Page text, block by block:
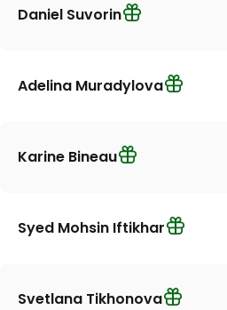
Daniel Suvorin
Adelina Muradylova
Karine Bineau
Syed Mohsin Iftikhar
Svetlana Tikhonova